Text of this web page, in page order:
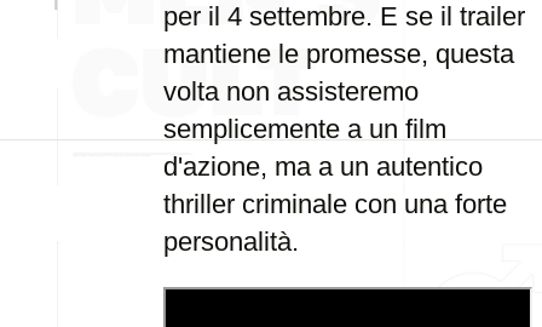
per il 4 settembre. E se il trailer
mantiene le promesse, questa
volta non assisteremo
semplicemente a un film
d'azione, ma a un autentico
thriller criminale con una forte
personalità.